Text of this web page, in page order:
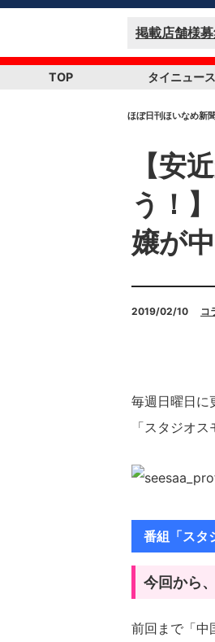
掲載店舗様
TOP タイニュース
ほぼ日刊ほいなめ新
【安
う！
嬢が
2019/02/10 コ
毎週日曜日に
「スタジオ
番組「スタ
今回から
前回まで「中